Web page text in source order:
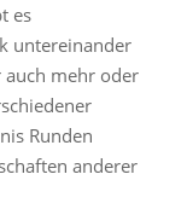
es
untereinander
auch mehr oder
Runden
anderer